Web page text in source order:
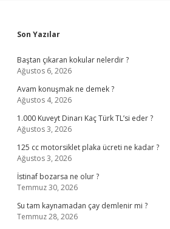
Sidebar
Son Yazılar
Baştan çıkaran kokular nelerdir ?
Ağustos 6, 2026
Avam konuşmak ne demek ?
Ağustos 4, 2026
1.000 Kuveyt Dinarı Kaç Türk TL’si eder ?
Ağustos 3, 2026
125 cc motorsiklet plaka ücreti ne kadar ?
Ağustos 3, 2026
İstinaf bozarsa ne olur ?
Temmuz 30, 2026
Su tam kaynamadan çay demlenir mi ?
Temmuz 28, 2026